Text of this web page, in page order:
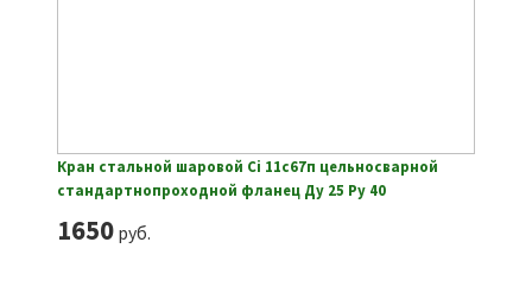
Кран стальной шаровой Ci 11с67п цельносварной
стандартнопроходной фланец Ду 25 Ру 40
1650руб.